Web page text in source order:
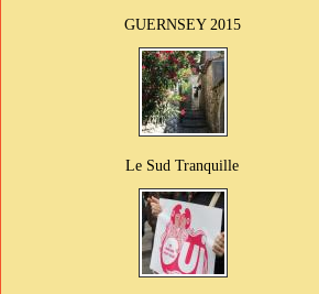
GUERNSEY 2015
Le Sud Tranquille